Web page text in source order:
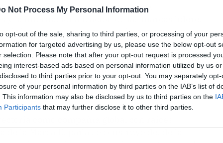
Not Process My Personal Information
opt-out of the sale, sharing to third parties, or processing of your
for targeted advertising by us, please use the below opt-out
selection. Please note that after your opt-out request is processed
interest-based ads based on personal information utilized by us
to third parties prior to your opt-out. You may separately
of your personal information by third parties on the IAB’s list of
This information may also be disclosed by us to third parties on the
Participants that may further disclose it to other third parties.
Españolas es fortalecer la
la internacionalización de las marcas líderes
para la economía y la imagen y
fronteras. Con su incorporación al FMRE,
filiales propias en todo el mundo– sigue
con la Marca España, al tiempo que aporta
en el ámbito de la salud.
Españolas no solo es motivo de
como compañía global con raíces
de la Marca España se construye desde la